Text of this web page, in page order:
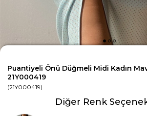
Puantiyeli Önü Düğmeli Midi Kadın
21Y000419
(21Y000419)
Diğer Renk